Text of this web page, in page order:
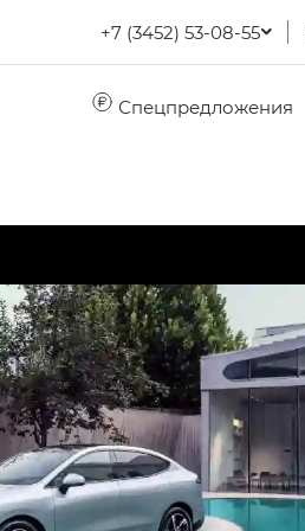
+7 (3452) 53-08-55
Спецпредложения